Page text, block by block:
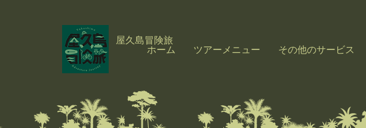
屋久島冒険旅
ホーム
ツアーメニュー その他のサービス